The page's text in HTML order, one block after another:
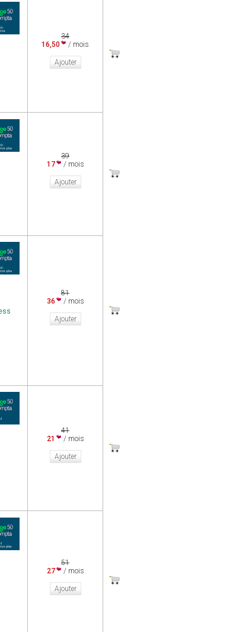
34
16,50
/ mois
Ajouter
39
17
/ mois
Ajouter
81
36
/ mois
Ajouter
41
21
/ mois
Ajouter
51
27
/ mois
Ajouter